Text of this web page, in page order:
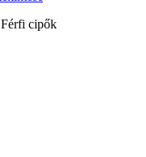
Férfi cipők